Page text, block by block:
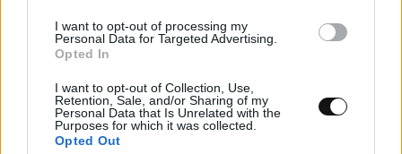
I want to opt-out of processing my
Personal Data for Targeted Advertising.
Opted In
I want to opt-out of Collection, Use,
Retention, Sale, and/or Sharing of my
Personal Data that Is Unrelated with the
Purposes for which it was collected.
Opted Out
Αστρονόμοι μέτρησαν την μακρινή